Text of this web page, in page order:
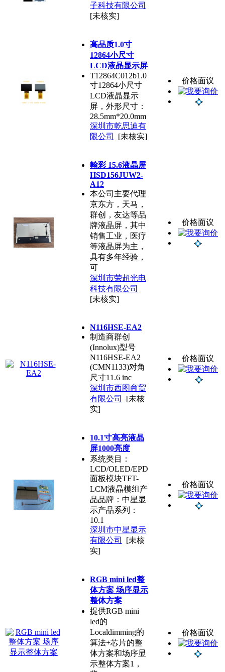
子科技有限公司
[未核实]
高品质1.0寸
12864小尺寸
LCD液晶显示屏
T12864C012b1.0
寸12864小尺寸
LCD液晶显示
屏，外形尺寸：
28.5mm*20.0mm
深圳市乾思迪有
限公司
[未核实]
价格面议
翰彩 15.6液晶屏
HSD156JUW2-
A12
本公司主要代理
京东方，天马，
群创，友达等品
牌液晶屏，其中
销售工业，医疗
等液晶屏为主，
具有多年经验，
可
深圳市荣超光电
科技有限公司
[未核实]
价格面议
N116HSE-EA2
制造商群创
(Innolux)型号
N116HSE-EA2
(CMN1133)对角
尺寸11.6 inc
深圳市西图商贸
有限公司
[未核
实]
价格面议
10.1寸高亮液晶
屏1000亮度
系统类目：
LCD/OLED/EPD
面板模块TFT-
LCM液晶模组产
品品牌：中星显
示产品系列：
10.1
深圳市中星显示
有限公司
[未核
实]
价格面议
RGB mini led整
体方案 场序显示
整体方案
提供RGB mini
led的
Localdimming的
算法+芯片的整
体方案和场序显
示整体方案1，
价格面议